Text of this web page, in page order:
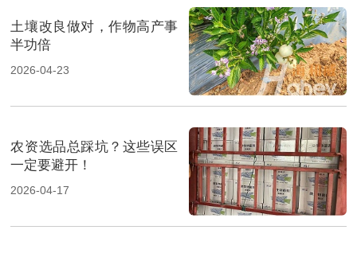
土壤改良做对，作物高产事
半功倍
2026-04-23
农资选品总踩坑？这些误区
一定要避开！
2026-04-17